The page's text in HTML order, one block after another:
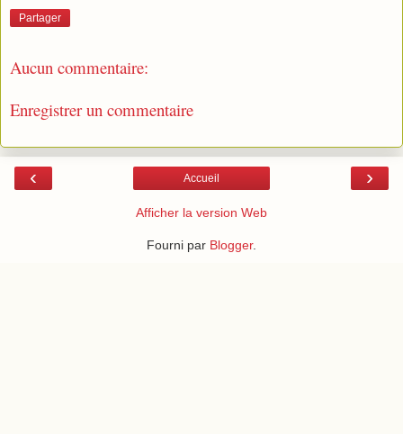
Partager
Aucun commentaire:
Enregistrer un commentaire
‹ ›
Accueil
Afficher la version Web
Fourni par Blogger.